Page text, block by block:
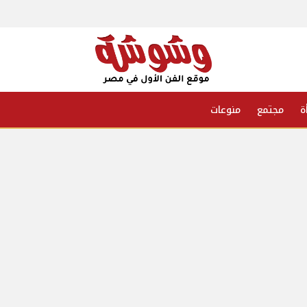
مجتمع منوعات